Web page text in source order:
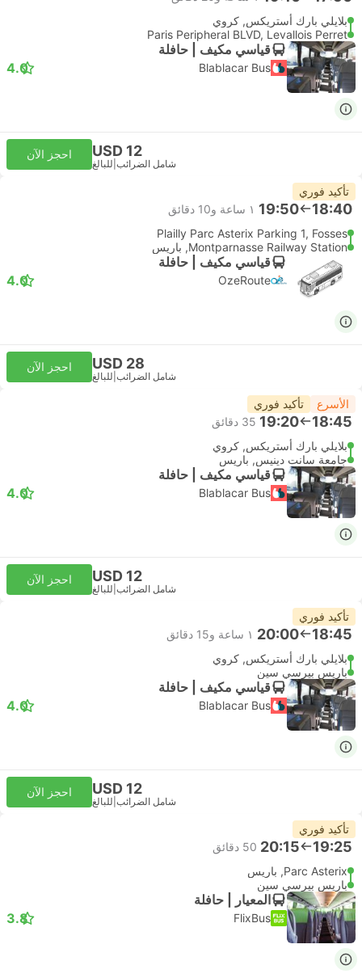
بلايلي بارك أستريكس, كروي
Paris Peripheral BLVD, Levallois Perret
قياسي مكيف | حافلة
Blablacar Bus
4.0
USD 12
شامل الضرائب للبالغ
احجز الآن
تأكيد فوري
18:40
19:50 ١ ساعة و‫10 دقائق
Plailly Parc Asterix Parking 1, Fosses
Montparnasse Railway Station, باريس
قياسي مكيف | حافلة
OzeRoute
4.0
USD 28
شامل الضرائب للبالغ
احجز الآن
الأسرع تأكيد فوري
18:45
19:20 ‫35 دقائق
بلايلي بارك أستريكس, كروي
جامعة سانت دينيس, باريس
قياسي مكيف | حافلة
Blablacar Bus
4.0
USD 12
شامل الضرائب للبالغ
احجز الآن
تأكيد فوري
18:45
20:00 ١ ساعة و‫15 دقائق
بلايلي بارك أستريكس, كروي
باريس بيرسي سين
قياسي مكيف | حافلة
Blablacar Bus
4.0
USD 12
شامل الضرائب للبالغ
احجز الآن
تأكيد فوري
19:25
20:15 ‫50 دقائق
Parc Asterix, باريس
باريس بيرسي سين
المعيار | حافلة
FlixBus
3.8